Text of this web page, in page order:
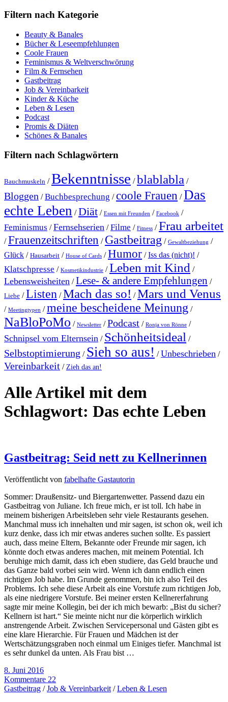
Filtern nach Kategorie
Beauty & Banales
Bücher & Leseempfehlungen
Coole Frauen
Feminismus & Weltverschwörung
Film & Fernsehen
Gastbeitrag
Job & Vereinbarkeit
Kinder & Küche
Leben & Lesen
Podcast
Promis & Diäten
Schönes & Banales
Filtern nach Schlagwörtern
Bauchmuskeln /Bekenntnisse /blablabla /
Bloggen /Buchbesprechung /coole Frauen /Das
echte Leben /Diät / Essen mit Freunden / Facebook /
Feminismus /Fernsehserien /Filme / Fitness /Frau arbeitet
/Frauenzeitschriften / Gastbeitrag / Gewaltbeziehung /
Glück / Hausarbeit / House of Cards /Humor /Iss das (nicht)! /
Klatschpresse / Kosmetikindustrie /Leben mit Kind /
Lebensweisheiten /Lese- & andere Empfehlungen /
Liebe /Listen /Mach das so! /Mars und Venus
/ Meetingtypen /meine bescheidene Meinung /
NaBloPoMo / Newsletter /Podcast / Ronja von Rönne /
Schnipsel vom Elternsein / Schönheitsideal /
Selbstoptimierung / Sieh so aus! /Unbeschrieben /
Vereinbarkeit / Zieh das an!
Alle Artikel mit dem
Schlagwort: Das echte Leben
Gastbeitrag: Seid nett zu Kellnerinnen
Veröffentlicht von fabelhafte Gastautorin
Sommer: Draußensitz- und Biergartenwetter. Passend dazu ein
Gastbeitrag von Juliane. Ich freue mich, er ist toll. Ich habe in
meinem bisherigen Arbeitsleben sehr viele Restaurants gesehen.
Manchmal muss ich innehalten und mir sagen, ist schon ok, weil ich
kurz denke, dass ich mir etwas anderes suchen sollte. Es passiert
auch, dass meine Eltern, Bekannte oder Freunde mir sagen, ich
könnte doch etwas anderes machen, mit meinem Potential. Ich
beruhige mich damit, dass ich eben studiere, das Geld brauche und
das Ganze bald vorbei sein wird. Wenn ich dann endlich einen
richtigen Job habe. Im Grunde genommen, bin ich also Teil des
Problems. Ich sehe diese Arbeit als eine Vorstufe zum richtigen Job,
als eine niedrigere Vorstufe. Bei meiner ersten Kellnererfahrung
sagte mir meine Kollegin, bei der ich mich bewarb: „Bist du sicher?
Kellnern ist hart.“ Sie meinte nicht nur die körperlich wirklich
anstrengende Arbeit. Zwischen Servicepersonal und Gästen gibt es
eine klare Hierarchie. Für Frauen und Mädchen ist der
Wertschätzungsgraben noch einmal um Einiges tiefer. Manchmal ist
es sehr dunkel da unten. Als Frau bist …
8. Juni 2016
Kommentare 22
Gastbeitrag /Job & Vereinbarkeit /Leben & Lesen